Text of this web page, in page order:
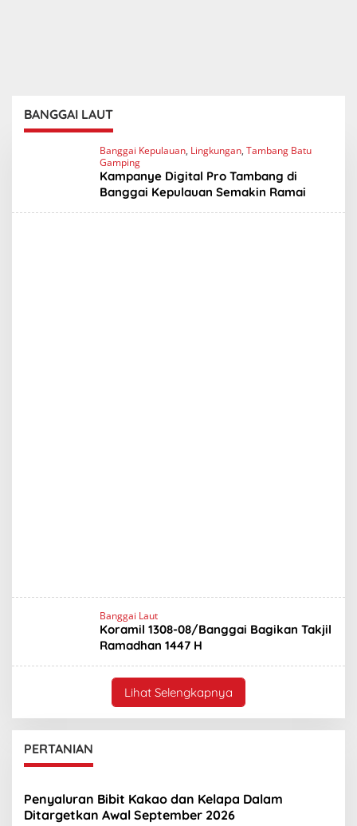
BANGGAI LAUT
Banggai Kepulauan, Lingkungan, Tambang Batu
Gamping
Kampanye Digital Pro Tambang di
Banggai Kepulauan Semakin Ramai
Banggai Laut
Koramil 1308-08/Banggai Bagikan Takjil
Ramadhan 1447 H
Lihat Selengkapnya
PERTANIAN
Penyaluran Bibit Kakao dan Kelapa Dalam
Ditargetkan Awal September 2026